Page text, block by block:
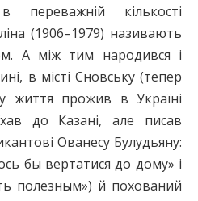
кількості
(1906–1979) називають
А між тим народився і
в місті Сновську (тепер
життя прожив в Україні
до Казані, але писав
Ованесу Булудьяну:
бы вертатися до дому» і
полезным») й похований